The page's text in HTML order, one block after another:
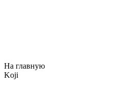
На главную
Koji